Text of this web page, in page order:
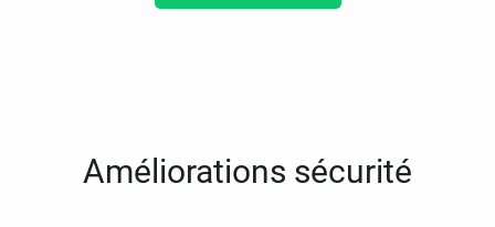
Améliorations sécurité